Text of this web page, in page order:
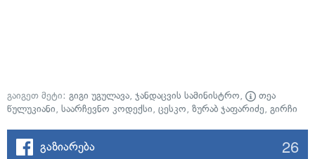
გაიგეთ მეტი: გიგი უგულავა, ჯანდაცვის სამინისტრო,
თეა
წულუკიანი, საარჩევნო კოდექსი, ცესკო, ზურაბ ჯაფარიძე, გირჩი
გაზიარება 26